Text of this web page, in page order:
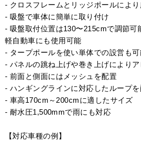
- クロスフレームとリッジポールによ
- 吸盤で車体に簡単に取り付け
- 吸盤取付位置は130〜215cmで調節可
軽自動車にも使用可能
- タープポールを使い単体での設営も
- パネルの跳ね上げや巻き上げにより
- 前面と側面にはメッシュを配置
- ハンギングラインに対応したループ
- 車高170cm～200cmに適したサイズ
- 耐水圧1,500mmで雨にも対応
【対応車種の例】